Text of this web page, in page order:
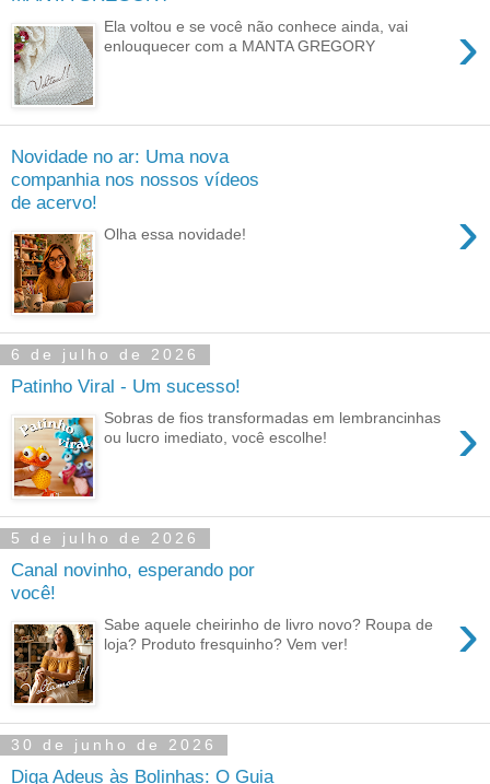
›
Ela voltou e se você não conhece ainda, vai
enlouquecer com a MANTA GREGORY
Novidade no ar: Uma nova
companhia nos nossos vídeos
de acervo!
›
Olha essa novidade!
6 de julho de 2026
Patinho Viral - Um sucesso!
›
Sobras de fios transformadas em lembrancinhas
ou lucro imediato, você escolhe!
5 de julho de 2026
Canal novinho, esperando por
você!
›
Sabe aquele cheirinho de livro novo? Roupa de
loja? Produto fresquinho? Vem ver!
30 de junho de 2026
Diga Adeus às Bolinhas: O Guia